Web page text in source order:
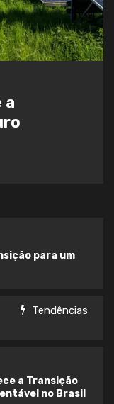
para um
o Seu
Tendências
a Transição
no Brasil